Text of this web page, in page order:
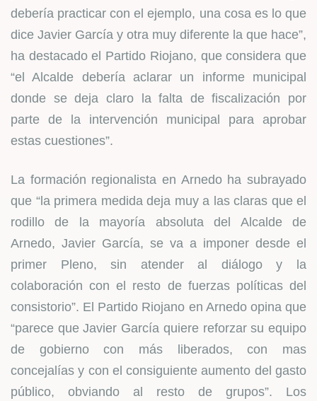
debería practicar con el ejemplo, una cosa es lo que
dice Javier García y otra muy diferente la que hace”,
ha destacado el Partido Riojano, que considera que
“el Alcalde debería aclarar un informe municipal
donde se deja claro la falta de fiscalización por
parte de la intervención municipal para aprobar
estas cuestiones”.
La formación regionalista en Arnedo ha subrayado
que “la primera medida deja muy a las claras que el
rodillo de la mayoría absoluta del Alcalde de
Arnedo, Javier García, se va a imponer desde el
primer Pleno, sin atender al diálogo y la
colaboración con el resto de fuerzas políticas del
consistorio”. El Partido Riojano en Arnedo opina que
“parece que Javier García quiere reforzar su equipo
de gobierno con más liberados, con mas
concejalías y con el consiguiente aumento del gasto
público, obviando al resto de grupos”. Los